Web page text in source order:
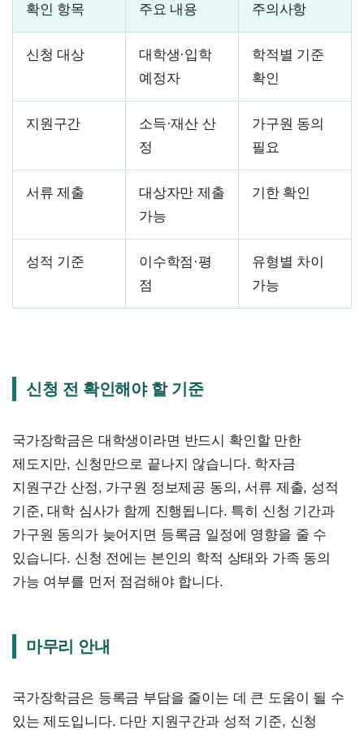
확인 항목 주요 내용 주의사항
신청 대상
대학생·입학
예정자
학적별 기준
확인
지원구간
소득·재산 산
정
가구원 동의
필요
서류 제출
대상자만 제출
가능
기한 확인
성적 기준
이수학점·평
점
유형별 차이
가능
신청 전 확인해야 할 기준
국가장학금은 대학생이라면 반드시 확인할 만한
제도지만, 신청만으로 끝나지 않습니다. 학자금
지원구간 산정, 가구원 정보제공 동의, 서류 제출, 성적
기준, 대학 심사가 함께 진행됩니다. 특히 신청 기간과
가구원 동의가 늦어지면 등록금 일정에 영향을 줄 수
있습니다. 신청 전에는 본인의 학적 상태와 가족 동의
가능 여부를 먼저 점검해야 합니다.
마무리 안내
국가장학금은 등록금 부담을 줄이는 데 큰 도움이 될 수
있는 제도입니다. 다만 지원구간과 성적 기준, 신청